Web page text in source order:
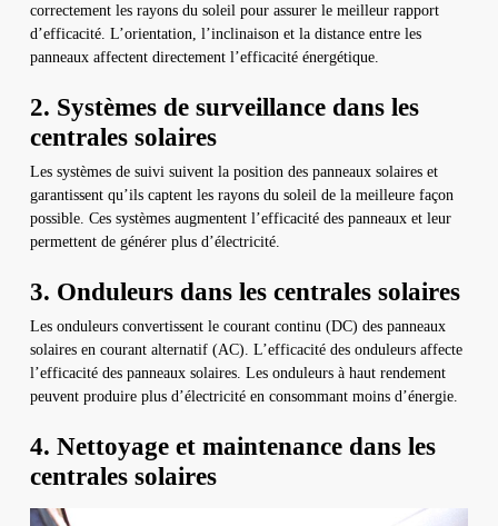
correctement les rayons du soleil pour assurer le meilleur rapport
d’efficacité. L’orientation, l’inclinaison et la distance entre les
panneaux affectent directement l’efficacité énergétique.
2. Systèmes de surveillance dans les
centrales solaires
Les systèmes de suivi suivent la position des panneaux solaires et
garantissent qu’ils captent les rayons du soleil de la meilleure façon
possible. Ces systèmes augmentent l’efficacité des panneaux et leur
permettent de générer plus d’électricité.
3. Onduleurs dans les centrales solaires
Les onduleurs convertissent le courant continu (DC) des panneaux
solaires en courant alternatif (AC). L’efficacité des onduleurs affecte
l’efficacité des panneaux solaires. Les onduleurs à haut rendement
peuvent produire plus d’électricité en consommant moins d’énergie.
4. Nettoyage et maintenance dans les
centrales solaires